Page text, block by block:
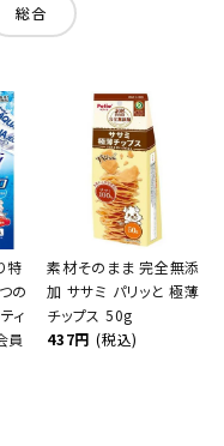
総合
特
の
ィ
員
素材そのまま 完全無添
加 ササミ パリッと 極薄
チップス 50g
437円 (税込)